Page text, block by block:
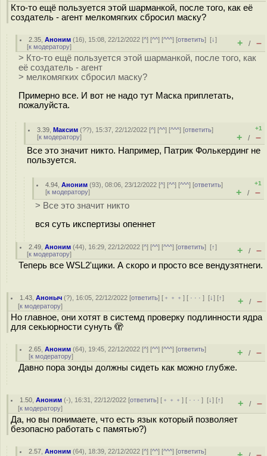
Кто-то ещё пользуется этой шарманкой, после того, как её
создатель - агент мелкомягких сбросил маску?
2.35 ,Аноним (16), 15:08, 22/12/2022 [^] [^^] [^^^] [ответить][↓]
[к модератору] + / –
> Кто-то ещё пользуется этой шарманкой, после того, как
её создатель - агент
> мелкомягких сбросил маску?
Примерно все. И вот не надо тут Маска приплетать,
пожалуйста.
3.39 ,Максим (??), 15:37, 22/12/2022 [^] [^^] [^^^] [ответить]
[к модератору]
+1
+ / –
Все это значит никто. Например, Патрик Фолькердинг не
пользуется.
4.94 ,Аноним (93), 08:06, 23/12/2022 [^] [^^] [^^^] [ответить]
[к модератору]
+1
+ / –
> Все это значит никто
вся суть икспертизы опеннет
2.49 ,Аноним (44), 16:29, 22/12/2022 [^] [^^] [^^^] [ответить][↑]
[к модератору] + / –
Теперь все WSL2'щики. А скоро и просто все вендузятнеги.
1.43 ,Аноныч (?), 16:05, 22/12/2022 [ответить] [ ﹢﹢﹢] [ · · ·][↓] [↑]
[к модератору] + / –
Но главное, они хотят в системд проверку подлинности ядра
для секьюрности сунуть 🫣
2.65 ,Аноним (64), 19:45, 22/12/2022 [^] [^^] [^^^] [ответить]
[к модератору] + / –
Давно пора зонды должны сидеть как можно глубже.
1.50 ,Аноним (-), 16:31, 22/12/2022 [ответить] [ ﹢﹢﹢] [ · · ·][↓] [↑]
[к модератору] + / –
Да, но вы понимаете, что есть язык который позволяет
безопасно работать с памятью?)
2.57 ,Аноним (64), 18:39, 22/12/2022 [^] [^^] [^^^] [ответить]